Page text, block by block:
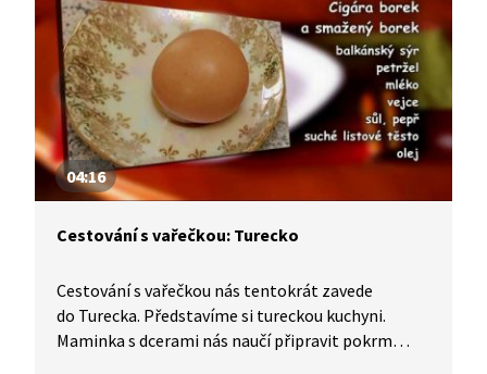
04:16
Cestování s vařečkou: Turecko
Cestování s vařečkou nás tentokrát zavede
do Turecka. Představíme si tureckou kuchyni.
Maminka s dcerami nás naučí připravit pokrm